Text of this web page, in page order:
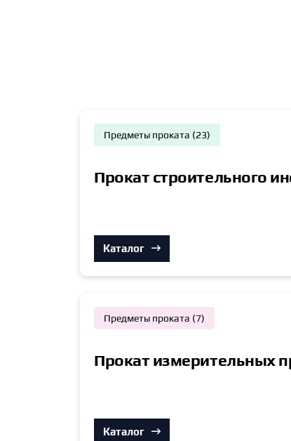
Предметы проката (23)
Прокат строительного
Каталог
Предметы проката (7)
Прокат измерительных
Каталог